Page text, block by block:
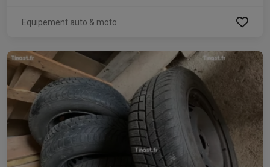
Equipement auto & moto